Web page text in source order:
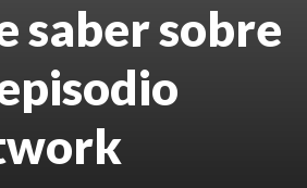
saber sobre